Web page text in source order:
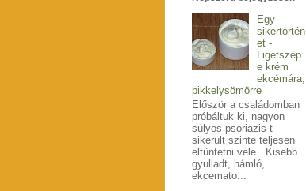
Egy
sikertörtén
et -
Ligetszép
e krém
ekcémára,
pikkelysömörre
Először a családomban
próbáltuk ki, nagyon
súlyos psoriazis-t
sikerült szinte teljesen
eltüntetni vele. Kisebb
gyulladt, hámló,
ekcemato...